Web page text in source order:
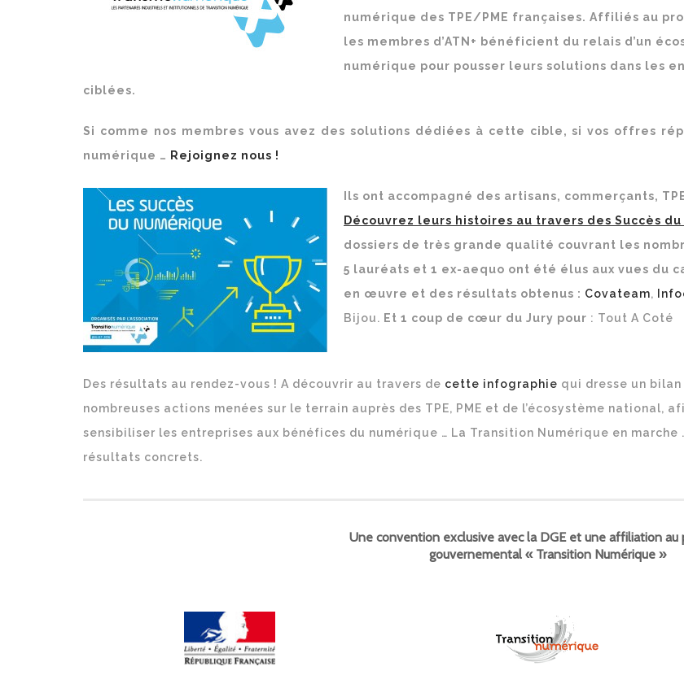
numérique des TPE/PME françaises. Affiliés au
les membres d’ATN+ bénéficient du relais d’un
numérique pour pousser leurs solutions dans les
ciblées.
Si comme nos membres vous avez des solutions dédiées à cette cible, si vos offres
numérique … Rejoignez nous !
Ils ont accompagné des artisans, commerçants,
Découvrez leurs histoires au travers des Succès
dossiers de très grande qualité couvrant les
5 lauréats et 1 ex-aequo ont été élus aux vues du
en œuvre et des résultats obtenus : Covateam,
Bijou. Et 1 coup de cœur du Jury pour : Tout A Coté
Des résultats au rendez-vous ! A découvrir au travers de cette infographie qui dresse un bilan
nombreuses actions menées sur le terrain auprès des TPE, PME et de l’écosystème national,
sensibiliser les entreprises aux bénéfices du numérique … La Transition Numérique en marche
résultats concrets.
Une convention exclusive avec la DGE et une affiliation au
gouvernemental « Transition Numérique »